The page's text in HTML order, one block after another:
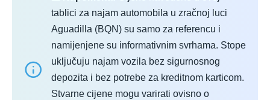
tablici za najam automobila u zračnoj luci
Aguadilla (BQN) su samo za referencu i
namijenjene su informativnim svrhama. Stope
uključuju najam vozila bez sigurnosnog
depozita i bez potrebe za kreditnom karticom.
Stvarne cijene mogu varirati ovisno o